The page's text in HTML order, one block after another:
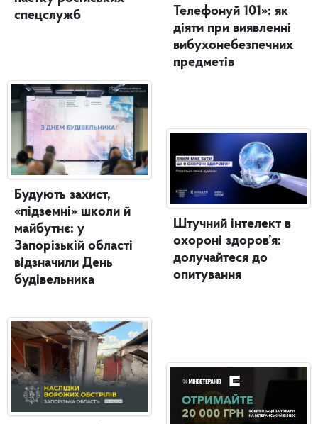
спецслужб
Будують захист,
«підземні» школи й
майбутнє: у
Запорізькій області
відзначили День
будівельника
Телефонуй 101»: як
діяти при виявленні
вибухонебезпечних
предметів
Штучний інтелект в
охороні здоров’я:
долучайтеся до
опитування